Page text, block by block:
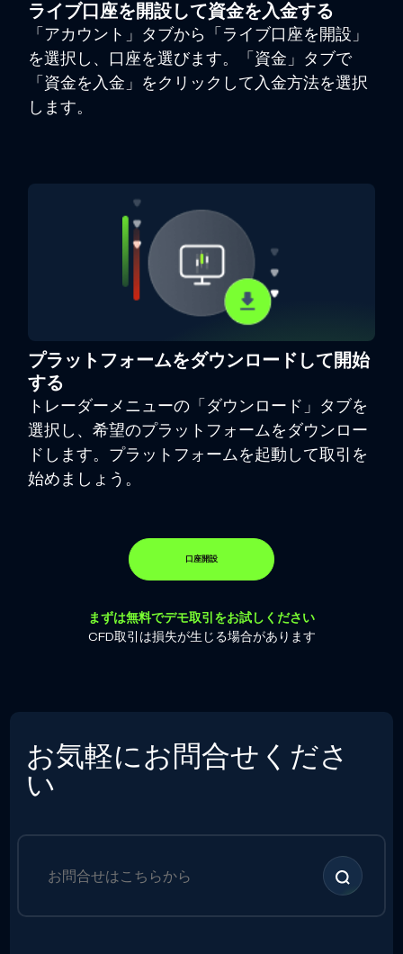
ライブ口座を開設して資金を入金する
「アカウント」タブから「ライブ口座を開設」
を選択し、口座を選びます。「資金」タブで
「資金を入金」をクリックして入金方法を選択
します。
プラットフォームをダウンロードして開始
する
トレーダーメニューの「ダウンロード」タブを
選択し、希望のプラットフォームをダウンロー
ドします。プラットフォームを起動して取引を
始めましょう。
口座開設
まずは無料でデモ取引をお試しください
CFD取引は損失が生じる場合があります
お気軽にお問合せくださ
い